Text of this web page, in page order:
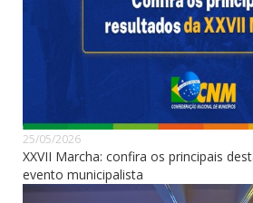
25/05/2026
XXVII Marcha: confira os principais
evento municipalista